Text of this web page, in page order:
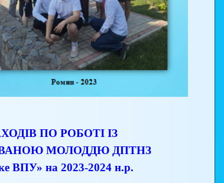
ПО РОБОТІ ІЗ
МОЛОДДЮ ДПТНЗ
ВПУ» на 2023-2024 н.р.